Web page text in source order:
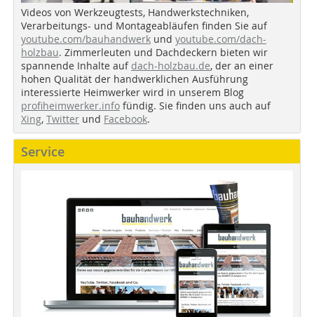
Videos von Werkzeugtests, Handwerkstechniken,
Verarbeitungs- und Montageabläufen finden Sie auf
youtube.com/bauhandwerk und youtube.com/dach-
holzbau. Zimmerleuten und Dachdeckern bieten wir
spannende Inhalte auf dach-holzbau.de, der an einer
hohen Qualität der handwerklichen Ausführung
interessierte Heimwerker wird in unserem Blog
profiheimwerker.info fündig. Sie finden uns auch auf
Xing, Twitter und Facebook.
Service